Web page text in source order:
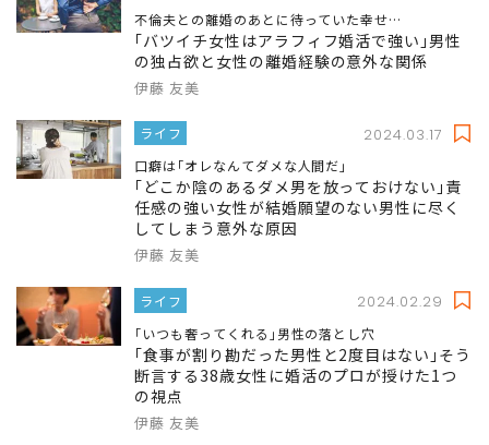
不倫夫との離婚のあとに待っていた幸せ…
｢バツイチ女性はアラフィフ婚活で強い｣男性
の独占欲と女性の離婚経験の意外な関係
伊藤 友美
ライフ 2024.03.17
口癖は｢オレなんてダメな人間だ｣
｢どこか陰のあるダメ男を放っておけない｣責
任感の強い女性が結婚願望のない男性に尽く
してしまう意外な原因
伊藤 友美
ライフ 2024.02.29
｢いつも奢ってくれる｣男性の落とし穴
｢食事が割り勘だった男性と2度目はない｣そう
断言する38歳女性に婚活のプロが授けた1つ
の視点
伊藤 友美